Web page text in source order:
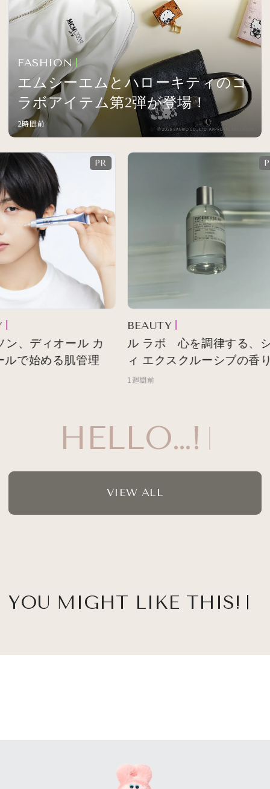
FASHION
エムシーエムとハローキティのコ
ラボアイテム第2弾が登場！
2時間前
HELLO…!
、ディオール カ
で始める肌管理
BEAUTY
ル ラボ 心を調律する、シ
ィ エクスクルーシブの香り
1週間前
VIEW ALL
YOU MIGHT LIKE THIS!